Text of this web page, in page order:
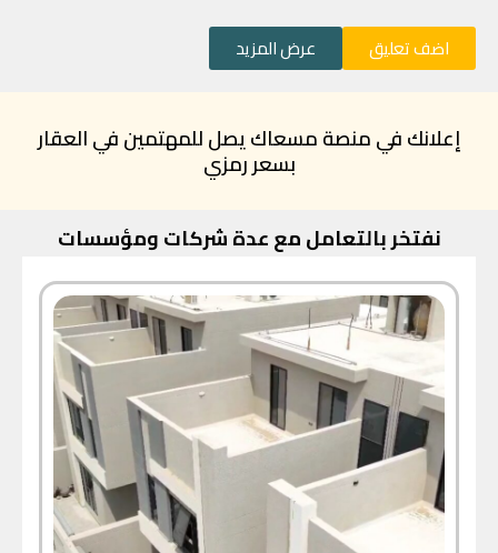
اضف تعليق عرض المزيد
إعلانك في منصة مسعاك يصل للمهتمين في العقار
بسعر رمزي
نفتخر بالتعامل مع عدة شركات ومؤسسات